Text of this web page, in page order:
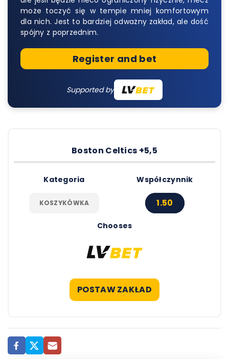
może toczyć się w tempie mniej komfortowym
dla nich. Jest to bardziej odważny zakład, ale dość
spójny z poprzednim.
Register and bet
Supported by
Boston Celtics +5,5
POSTAW ZAKŁAD
Kategoria
KOSZYKÓWKA
Współczynnik
1.50
Chooses